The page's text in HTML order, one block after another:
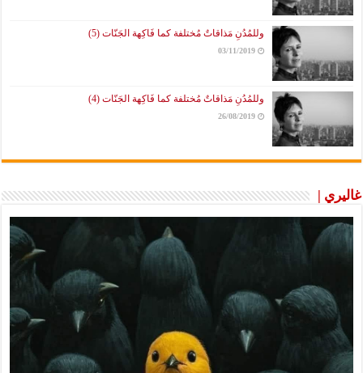
وللمُدُنِ مَذاقاتٌ مُختلفة كما فَاكِهة الجَنّات (5)
03/11/2019
وللمُدُنِ مَذاقاتٌ مُختلفة كما فَاكِهة الجَنّات (4)
26/08/2019
غاليري |